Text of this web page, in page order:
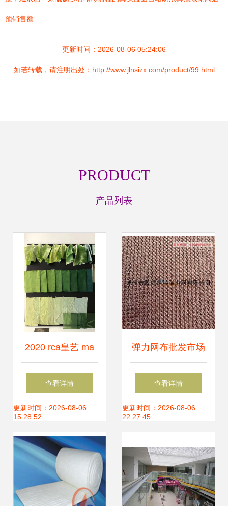
预销售额
更新时间：2026-08-06 05:24:06
如若转载，请注明出处：http://www.jlnsizx.com/product/99.html
PRODUCT
产品列表
2020 rca皇艺 ma
textiles纺织品设计
线上毕业秀 综合材
料 soft systems方
向
查看详情
更新时间：2026-08-06
15:28:52
弹力网布批发市场
洞析 双针床工业导
流网直销供应的优
查看详情
更新时间：2026-08-06
22:27:45